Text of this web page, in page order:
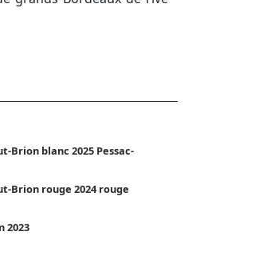
Brion blanc 2025 Pessac-
Brion rouge 2024 rouge
2023